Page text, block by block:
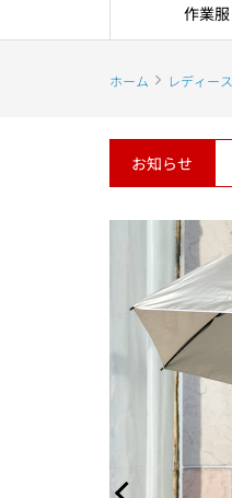
作業服
ホーム レディース
お知らせ